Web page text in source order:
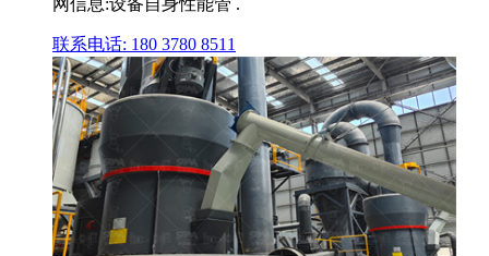
网信息:设备自身性能管 .
联系电话: 180 3780 8511